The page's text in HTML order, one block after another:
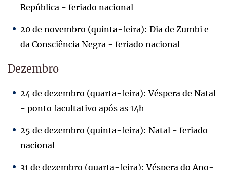
República - feriado nacional
20 de novembro (quinta-feira): Dia de Zumbi e
da Consciência Negra - feriado nacional
Dezembro
24 de dezembro (quarta-feira): Véspera de Natal
- ponto facultativo após as 14h
25 de dezembro (quinta-feira): Natal - feriado
nacional
31 de dezembro (quarta-feira): Véspera do Ano-